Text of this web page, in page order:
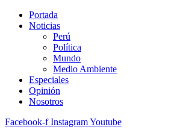
Portada
Noticias
Perú
Política
Mundo
Medio Ambiente
Especiales
Opinión
Nosotros
Facebook-f InstagramYoutube